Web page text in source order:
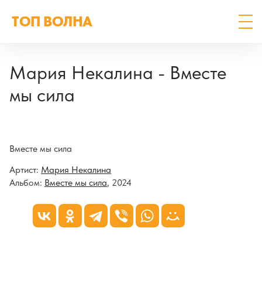
ТОП ВОЛНА
Мария Некалина - Вместе
мы сила
Вместе мы сила
Артист: Мария Некалина
Альбом: Вместе мы сила, 2024